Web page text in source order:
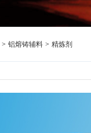
> 铝熔铸辅料 > 精炼剂